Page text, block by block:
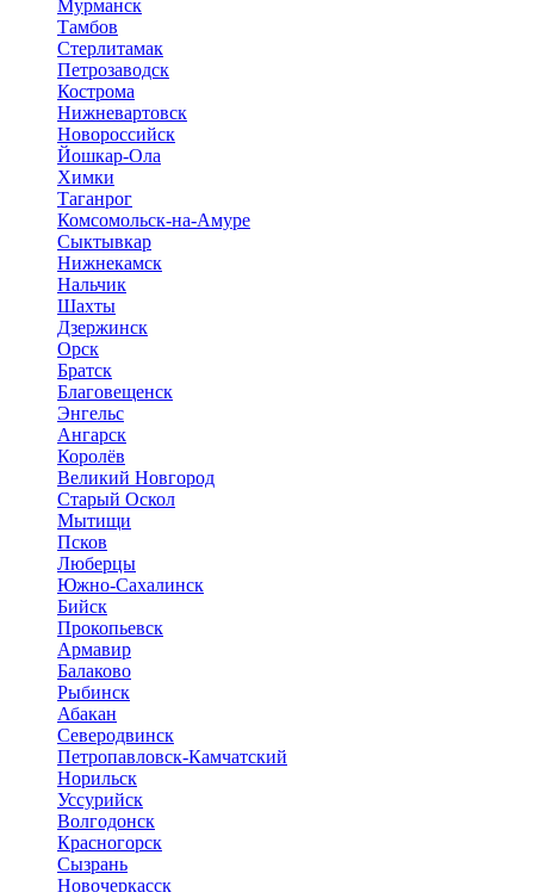
Мурманск
Тамбов
Стерлитамак
Петрозаводск
Кострома
Нижневартовск
Новороссийск
Йошкар-Ола
Химки
Таганрог
Комсомольск-на-Амуре
Сыктывкар
Нижнекамск
Нальчик
Шахты
Дзержинск
Орск
Братск
Благовещенск
Энгельс
Ангарск
Королёв
Великий Новгород
Старый Оскол
Мытищи
Псков
Люберцы
Южно-Сахалинск
Бийск
Прокопьевск
Армавир
Балаково
Рыбинск
Абакан
Северодвинск
Петропавловск-Камчатский
Норильск
Уссурийск
Волгодонск
Красногорск
Сызрань
Новочеркасск